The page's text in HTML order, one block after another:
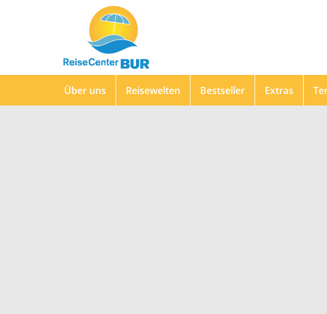
Über uns Reisewelten Bestseller Extras